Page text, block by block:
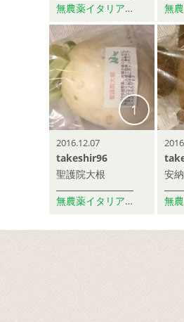
無農薬イタリア野菜 うさぎ農園
1
2016.12.07
takeshir96
聖護院大根
無農薬イタリア野菜 うさぎ農園
安